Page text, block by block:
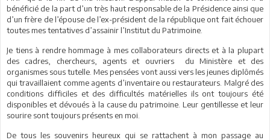
bénéficié de la part d’un très haut responsable de la Présidence ainsi que
d’un frère de l’épouse de l’ex-président de la république ont fait échouer
toutes mes tentatives d’assainir l’Institut du Patrimoine.
Je tiens à rendre hommage à mes collaborateurs directs et à la plupart
des cadres, chercheurs, agents et ouvriers du Ministère et des
organismes sous tutelle. Mes pensées vont aussi vers les jeunes diplômés
qui travaillaient comme agents d’inventaire ou restaurateurs. Malgré des
conditions difficiles et des difficultés matérielles ils ont toujours été
disponibles et dévoués à la cause du patrimoine. Leur gentillesse et leur
sourire sont toujours présents en moi.
De tous les souvenirs heureux qui se rattachent à mon passage au